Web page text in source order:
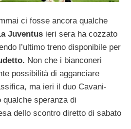
ci fosse ancora qualche
Juventus ieri sera ha cozzato
l’ultimo treno disponibile per
Non che i bianconeri
possibilità di agganciare
ma ieri il duo Cavani-
speranza di
dello scontro diretto di sabato